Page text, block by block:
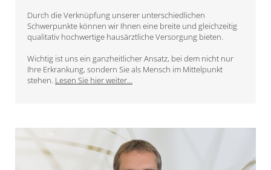
Durch die Verknüpfung unserer unterschiedlichen
Schwerpunkte können wir Ihnen eine breite und gleichzeitig
qualitativ hochwertige hausärztliche Versorgung bieten.
Wichtig ist uns ein ganzheitlicher Ansatz, bei dem nicht nur
Ihre Erkrankung, sondern Sie als Mensch im Mittelpunkt
stehen. Lesen Sie hier weiter...